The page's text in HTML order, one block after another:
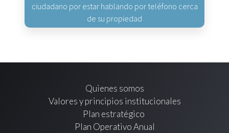
ciudadano por estar hablando por teléfono cerca
de su propiedad
Quienes somos
Valores y principios institucionales
Plan estratégico
Plan Operativo Anual